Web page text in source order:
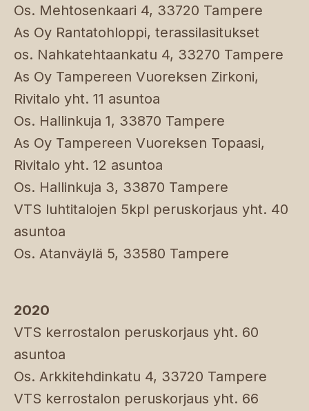
Os. Mehtosenkaari 4, 33720 Tampere
As Oy Rantatohloppi, terassilasitukset
os. Nahkatehtaankatu 4, 33270 Tampere
As Oy Tampereen Vuoreksen Zirkoni,
Rivitalo yht. 11 asuntoa
Os. Hallinkuja 1, 33870 Tampere
As Oy Tampereen Vuoreksen Topaasi,
Rivitalo yht. 12 asuntoa
Os. Hallinkuja 3, 33870 Tampere
VTS luhtitalojen 5kpl peruskorjaus yht. 40
asuntoa
Os. Atanväylä 5, 33580 Tampere
2020
VTS kerrostalon peruskorjaus yht. 60
asuntoa
Os. Arkkitehdinkatu 4, 33720 Tampere
VTS kerrostalon peruskorjaus yht. 66